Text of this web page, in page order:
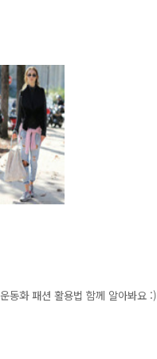
동화 패션 활용법 함께 알아봐요 :)